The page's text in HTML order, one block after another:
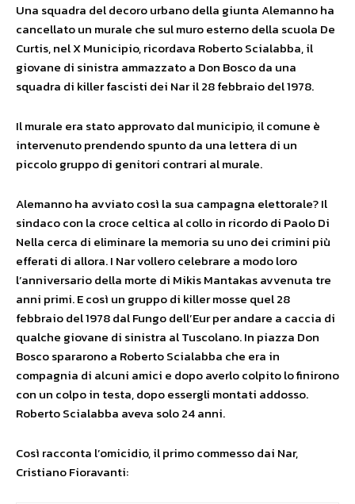
Una squadra del decoro urbano della giunta Alemanno ha
cancellato un murale che sul muro esterno della scuola De
Curtis, nel X Municipio, ricordava Roberto Scialabba, il
giovane di sinistra ammazzato a Don Bosco da una
squadra di killer fascisti dei Nar il 28 febbraio del 1978.
Il murale era stato approvato dal municipio, il comune è
intervenuto prendendo spunto da una lettera di un
piccolo gruppo di genitori contrari al murale.
Alemanno ha avviato così la sua campagna elettorale? Il
sindaco con la croce celtica al collo in ricordo di Paolo Di
Nella cerca di eliminare la memoria su uno dei crimini più
efferati di allora. I Nar vollero celebrare a modo loro
l’anniversario della morte di Mikis Mantakas avvenuta tre
anni primi. E così un gruppo di killer mosse quel 28
febbraio del 1978 dal Fungo dell’Eur per andare a caccia di
qualche giovane di sinistra al Tuscolano. In piazza Don
Bosco spararono a Roberto Scialabba che era in
compagnia di alcuni amici e dopo averlo colpito lo finirono
con un colpo in testa, dopo essergli montati addosso.
Roberto Scialabba aveva solo 24 anni.
Così racconta l’omicidio, il primo commesso dai Nar,
Cristiano Fioravanti: